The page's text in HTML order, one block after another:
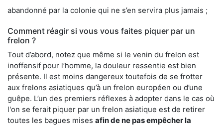
abandonné par la colonie qui ne s’en servira plus jamais ;
Comment réagir si vous vous faites piquer par un
frelon ?
Tout d’abord, notez que même si le venin du frelon est
inoffensif pour l’homme, la douleur ressentie est bien
présente. Il est moins dangereux toutefois de se frotter
aux frelons asiatiques qu’à un frelon européen ou d’une
guêpe. L’un des premiers réflexes à adopter dans le cas où
l'on se ferait piquer par un frelon asiatique est de retirer
toutes les bagues mises afin de ne pas empêcher la